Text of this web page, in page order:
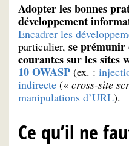
Adopter les bonnes
développement
Encadrer les
particulier, se prémunir
courantes sur les sites
10 OWASP (ex. :
indirecte (« cross-site
manipulations d’URL).
Ce qu’il ne